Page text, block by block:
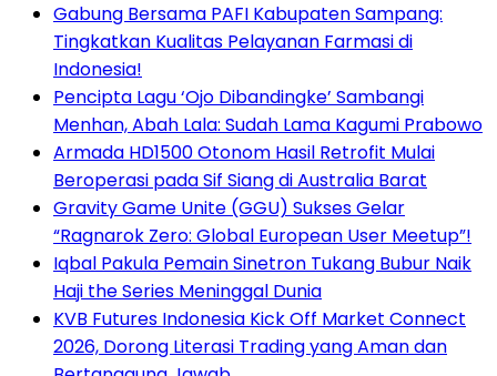
Gabung Bersama PAFI Kabupaten Sampang:
Tingkatkan Kualitas Pelayanan Farmasi di
Indonesia!
Pencipta Lagu ‘Ojo Dibandingke’ Sambangi
Menhan, Abah Lala: Sudah Lama Kagumi Prabowo
Armada HD1500 Otonom Hasil Retrofit Mulai
Beroperasi pada Sif Siang di Australia Barat
Gravity Game Unite (GGU) Sukses Gelar
“Ragnarok Zero: Global European User Meetup”!
Iqbal Pakula Pemain Sinetron Tukang Bubur Naik
Haji the Series Meninggal Dunia
KVB Futures Indonesia Kick Off Market Connect
2026, Dorong Literasi Trading yang Aman dan